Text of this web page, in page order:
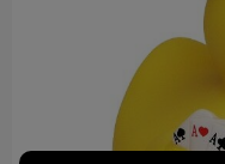
Technologie &
Themageschenken
Overig